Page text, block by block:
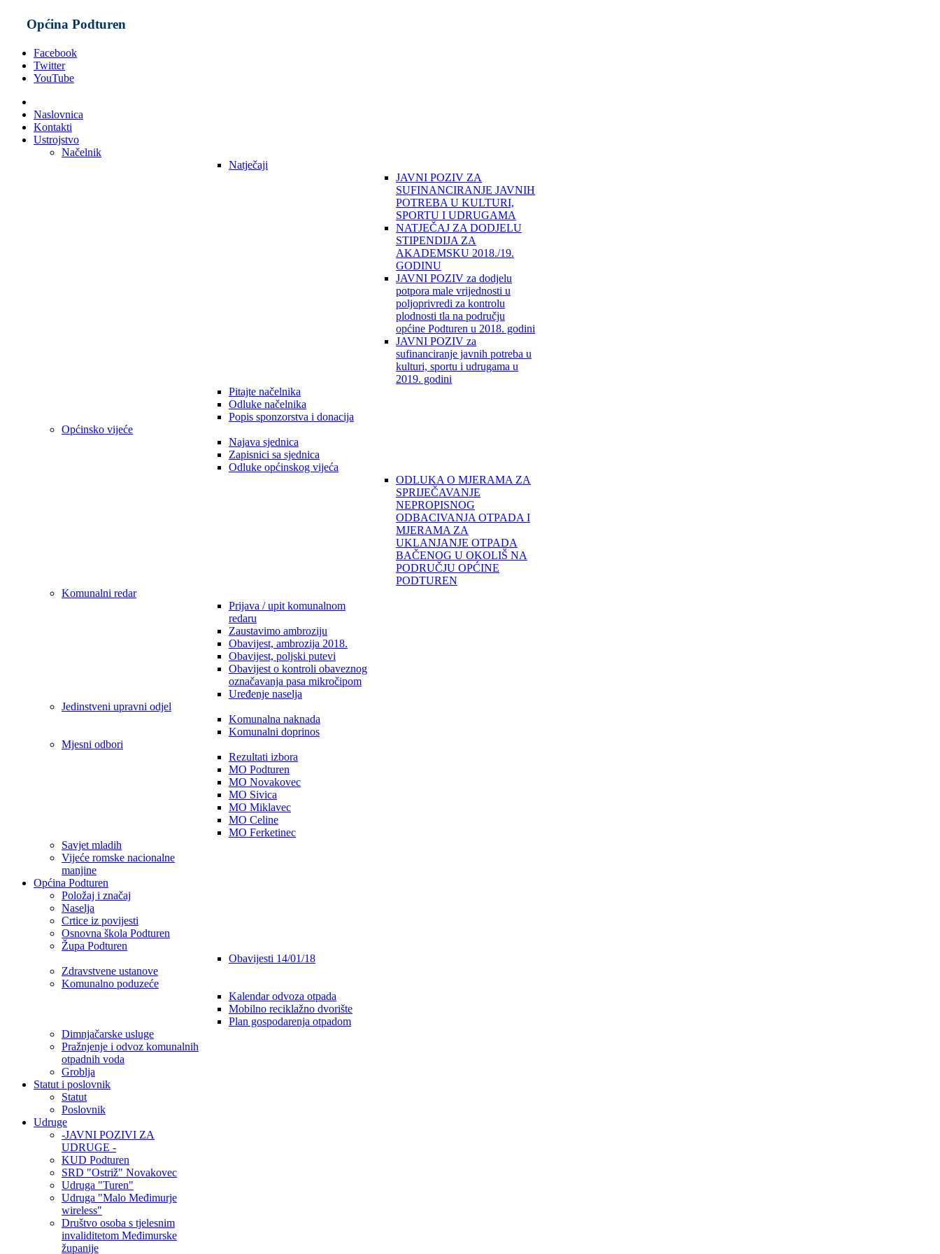
Općina Podturen
Facebook
Twitter
YouTube
Naslovnica
Kontakti
Ustrojstvo
Načelnik
Natječaji
JAVNI POZIV ZA
SUFINANCIRANJE JAVNIH
POTREBA U KULTURI,
SPORTU I UDRUGAMA
NATJEČAJ ZA DODJELU
STIPENDIJA ZA
AKADEMSKU 2018./19.
GODINU
JAVNI POZIV za dodjelu
potpora male vrijednosti u
poljoprivredi za kontrolu
plodnosti tla na području
općine Podturen u 2018. godini
JAVNI POZIV za
sufinanciranje javnih potreba u
kulturi, sportu i udrugama u
2019. godini
Pitajte načelnika
Odluke načelnika
Popis sponzorstva i donacija
Općinsko vijeće
Najava sjednica
Zapisnici sa sjednica
Odluke općinskog vijeća
ODLUKA O MJERAMA ZA
SPRIJEČAVANJE
NEPROPISNOG
ODBACIVANJA OTPADA I
MJERAMA ZA
UKLANJANJE OTPADA
BAČENOG U OKOLIŠ NA
PODRUČJU OPĆINE
PODTUREN
Komunalni redar
Prijava / upit komunalnom
redaru
Zaustavimo ambroziju
Obavijest, ambrozija 2018.
Obavijest, poljski putevi
Obavijest o kontroli obaveznog
označavanja pasa mikročipom
Uređenje naselja
Jedinstveni upravni odjel
Komunalna naknada
Komunalni doprinos
Mjesni odbori
Rezultati izbora
MO Podturen
MO Novakovec
MO Sivica
MO Miklavec
MO Celine
MO Ferketinec
Savjet mladih
Vijeće romske nacionalne
manjine
Općina Podturen
Položaj i značaj
Naselja
Crtice iz povijesti
Osnovna škola Podturen
Župa Podturen
Obavijesti 14/01/18
Zdravstvene ustanove
Komunalno poduzeće
Kalendar odvoza otpada
Mobilno reciklažno dvorište
Plan gospodarenja otpadom
Dimnjačarske usluge
Pražnjenje i odvoz komunalnih
otpadnih voda
Groblja
Statut i poslovnik
Statut
Poslovnik
Udruge
-JAVNI POZIVI ZA
UDRUGE -
KUD Podturen
SRD "Ostriž" Novakovec
Udruga "Turen"
Udruga "Malo Međimurje
wireless"
Društvo osoba s tjelesnim
invaliditetom Međimurske
županije